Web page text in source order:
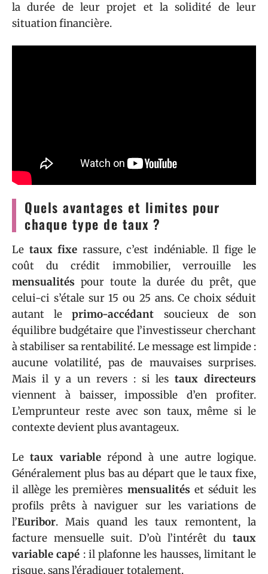
la durée de leur projet et la solidité de leur
situation financière.
Quels avantages et limites pour
chaque type de taux ?
Le taux fixe rassure, c’est indéniable. Il fige le
coût du crédit immobilier, verrouille les
mensualités pour toute la durée du prêt, que
celui-ci s’étale sur 15 ou 25 ans. Ce choix séduit
autant leprimo-accédant soucieux de son
équilibre budgétaire que l’investisseur cherchant
à stabiliser sa rentabilité. Le message est limpide :
aucune volatilité, pas de mauvaises surprises.
Mais il y a un revers : si lestaux directeurs
viennent à baisser, impossible d’en profiter.
L’emprunteur reste avec son taux, même si le
contexte devient plus avantageux.
Letaux variablerépond à une autre logique.
Généralement plus bas au départ que le taux fixe,
il allège les premières mensualités et séduit les
profils prêts à naviguer sur les variations de
l’Euribor. Mais quand les taux remontent, la
facture mensuelle suit. D’où l’intérêt du taux
variable capé : il plafonne les hausses, limitant le
risque, sans l’éradiquer totalement.